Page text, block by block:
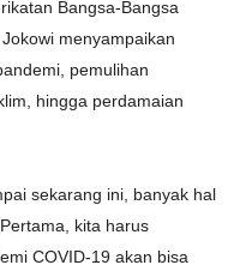
Bangsa-Bangsa
menyampaikan
pemulihan
hingga perdamaian
sekarang ini, banyak hal
kita harus
COVID-19 akan bisa